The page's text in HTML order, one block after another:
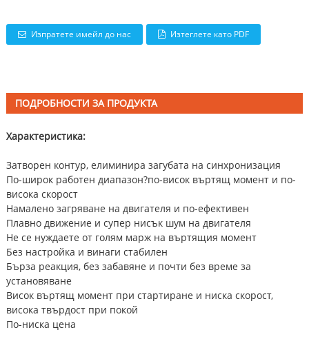
Изпратете имейл до нас Изтеглете като PDF
ПОДРОБНОСТИ ЗА ПРОДУКТА
Характеристика:
Затворен контур, елиминира загубата на синхронизация
По-широк работен диапазон?по-висок въртящ момент и по-
висока скорост
Намалено загряване на двигателя и по-ефективен
Плавно движение и супер нисък шум на двигателя
Не се нуждаете от голям марж на въртящия момент
Без настройка и винаги стабилен
Бърза реакция, без забавяне и почти без време за
установяване
Висок въртящ момент при стартиране и ниска скорост,
висока твърдост при покой
По-ниска цена